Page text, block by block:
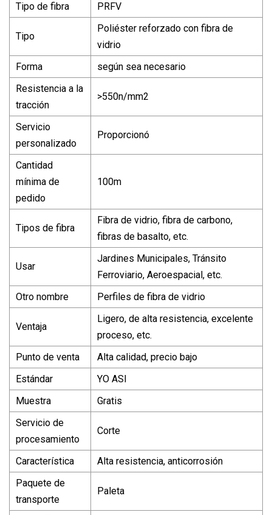
Tipo de fibra
PRFV
Tipo
Poliéster reforzado con fibra de
vidrio
Forma
según sea necesario
Resistencia a la
tracción
>550n/mm2
Servicio
personalizado
Proporcionó
Cantidad
mínima de
pedido
100m
Tipos de fibra
Fibra de vidrio, fibra de carbono,
fibras de basalto, etc.
Usar
Jardines Municipales, Tránsito
Ferroviario, Aeroespacial, etc.
Otro nombre
Perfiles de fibra de vidrio
Ventaja
Ligero, de alta resistencia, excelente
proceso, etc.
Punto de venta
Alta calidad, precio bajo
Estándar
YO ASI
Muestra
Gratis
Servicio de
procesamiento
Corte
Característica
Alta resistencia, anticorrosión
Paquete de
transporte
Paleta